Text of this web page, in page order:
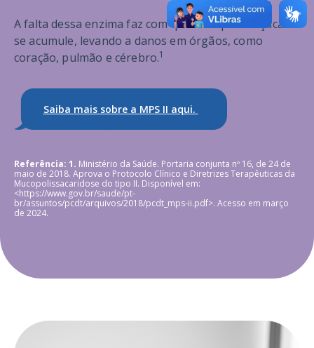
A falta dessa enzima faz com que um tipo de açúcar
se acumule, levando a danos em órgãos, como
coração, pulmão e cérebro.1
Saiba mais sobre a MPS II aqui.
Referência: 1. Ministério da Saúde. Portaria conjunta nº 16, de 24 de
maio de 2018. Aprova o Protocolo Clínico e Diretrizes Terapêuticas da
Mucopolissacaridose do tipo II. Disponível em:
<https://www.gov.br/saude/pt-
br/assuntos/pcdt/arquivos/2018/pcdt_mps-ii.pdf>. Acesso em março
de 2024.